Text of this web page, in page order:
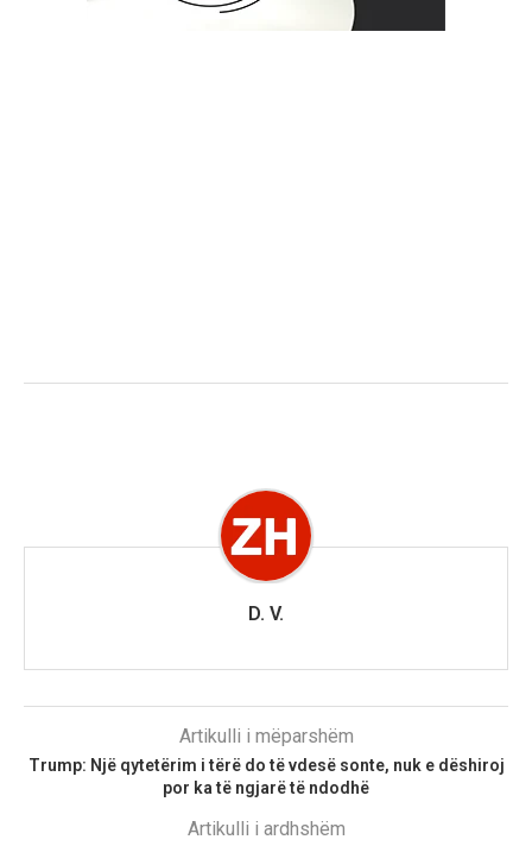
D. V.
Artikulli i mëparshëm
Trump: Një qytetërim i tërë do të vdesë sonte, nuk e dëshiroj
por ka të ngjarë të ndodhë
Artikulli i ardhshëm